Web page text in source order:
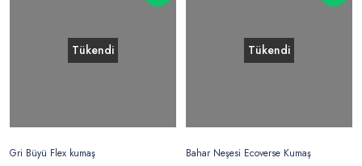
Tükendi
Gri Büyü Flex kumaş
Tükendi
Bahar Neşesi Ecoverse Kumaş